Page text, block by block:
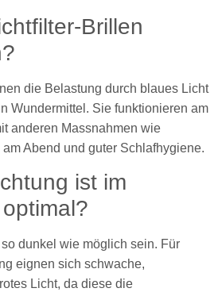
Brillen
die Belastung durch blaues Licht
Wundermittel. Sie funktionieren am
anderen Massnahmen wie
Abend und guter Schlafhygiene.
ist im
dunkel wie möglich sein. Für
eignen sich schwache,
Licht, da diese die